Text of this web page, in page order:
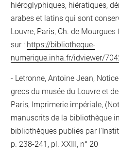
hiéroglyphiques, hiératiques,
arabes et latins qui sont
Louvre, Paris, Ch. de
sur : https://bibliotheque-
numerique.inha.fr/idviewer/
Letronne, Antoine Jean,
grecs du musée du Louvre et
Paris, Imprimerie impériale,
manuscrits de la bibliothèque
bibliothèques publiés par
p. 238-241, pl. XXIII, n° 20